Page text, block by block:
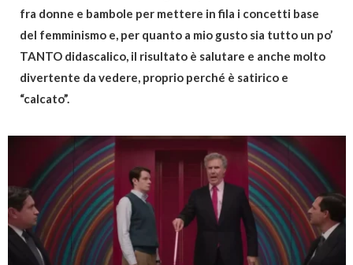
fra donne e bambole per mettere in fila i concetti base
del femminismo e, per quanto a mio gusto sia tutto un po’
TANTO didascalico, il risultato è salutare e anche molto
divertente da vedere, proprio perché è satirico e
“calcato”.